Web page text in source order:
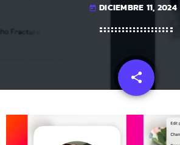
today DICIEMBRE 11, 2024
share
email